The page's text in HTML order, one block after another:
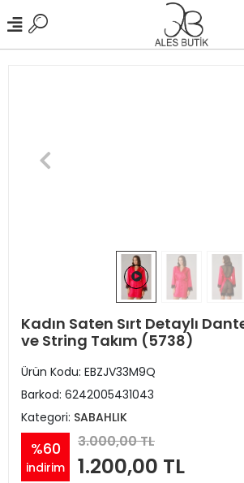
Kadın Saten Sırt Detaylı
ve String Takım (5738)
Ürün Kodu: EBZJV33M9Q
Barkod: 6242005431043
Kategori: SABAHLIK
%60
indirim
3.000,00 TL
1.200,00 TL